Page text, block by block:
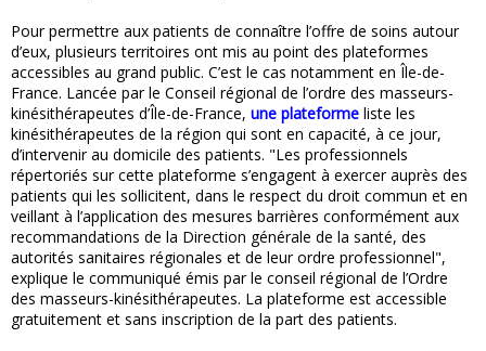
Pour permettre aux patients de connaître l’offre de soins autour
d’eux, plusieurs territoires ont mis au point des plateformes
accessibles au grand public. C’est le cas notamment en Île-de-
France. Lancée par le Conseil régional de l’ordre des masseurs-
kinésithérapeutes d’Île-de-France, une plateforme liste les
kinésithérapeutes de la région qui sont en capacité, à ce jour,
d’intervenir au domicile des patients. "Les professionnels
répertoriés sur cette plateforme s’engagent à exercer auprès des
patients qui les sollicitent, dans le respect du droit commun et en
veillant à l’application des mesures barrières conformément aux
recommandations de la Direction générale de la santé, des
autorités sanitaires régionales et de leur ordre professionnel",
explique le communiqué émis par le conseil régional de l’Ordre
des masseurs-kinésithérapeutes. La plateforme est accessible
gratuitement et sans inscription de la part des patients.